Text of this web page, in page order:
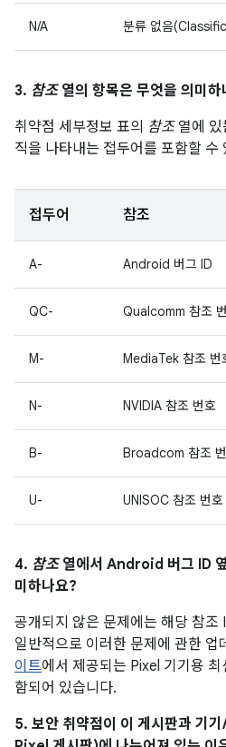
N/A 분류 없음
3. 참조열의 항목은 무엇을 의미하
취약점 세부정보 표의 참조열에 있
직을 나타내는 접두어를 포함할 수
접두어 참조
A- Android 버그 ID
QC- Qualcomm 참조
M- MediaTek 참조 번
N- NVIDIA 참조 번호
B- Broadcom 참조
U- UNISOC 참조 번호
4. 참조열에서 Android 버그 ID
미하나요?
공개되지 않은 문제에는 해당 참조
일반적으로 이러한 문제에 관한 업
이트에서 제공되는 Pixel 기기용
함되어 있습니다.
5. 보안 취약점이 이 게시판과 기